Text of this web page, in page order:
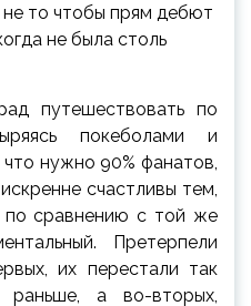
то чтобы прям дебют
не была столь
путешествовать по
покеболами и
нужно 90% фанатов,
счастливы тем,
по сравнению с той же
Претерпели
их перестали так
раньше, а во-вторых,